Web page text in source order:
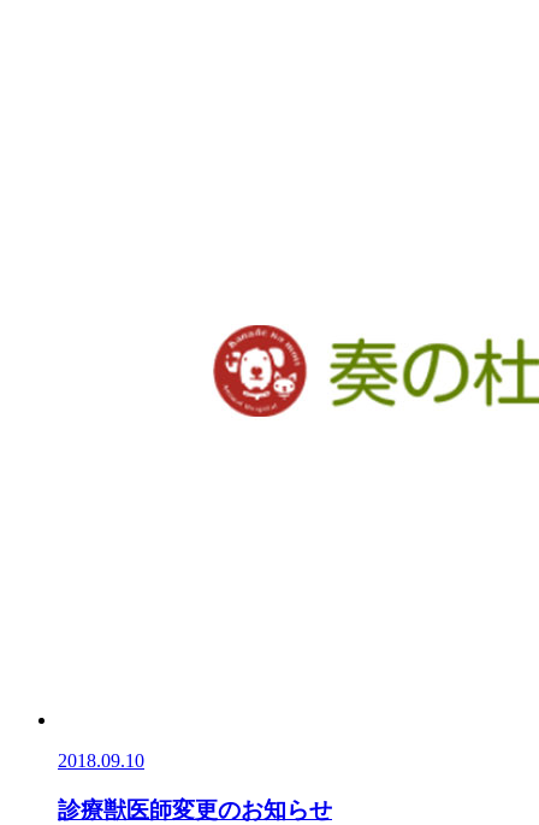
2018.09.10
診療獣医師変更のお知らせ